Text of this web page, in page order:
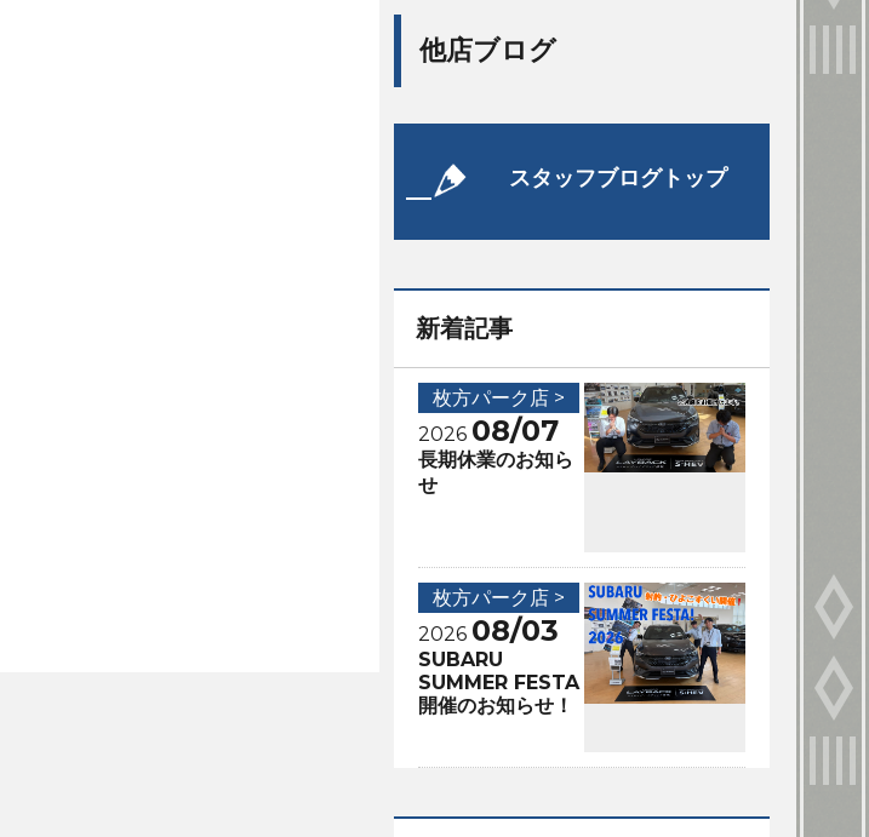
他店ブログ
スタッフブログトップ
新着記事
枚方パーク店 >
2026 08/07
長期休業のお知ら
せ
枚方パーク店 >
2026 08/03
SUBARU
SUMMER FESTA
開催のお知らせ！